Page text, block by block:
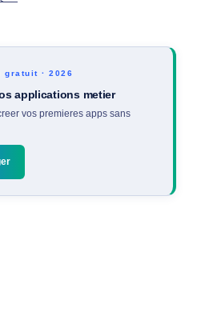
· 2026
applications metier
vos premieres apps sans